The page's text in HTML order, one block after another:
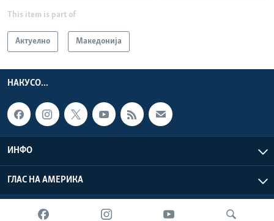
This item is part of
Актуелно Македонија
НАКУСО...
ИНФО
ГЛАС НА АМЕРИКА
Глас на Америка © 2026 VOA, Inc. Сите права задржани.